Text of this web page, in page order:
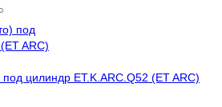
цилиндр ET.K.ARC.Q52 (ET ARC)